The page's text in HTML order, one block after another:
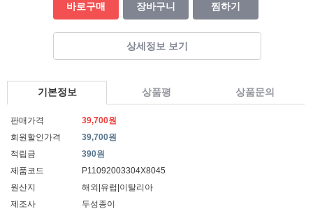
바로구매 장바구니 찜하기
상세정보 보기
기본정보 상품평 상품문의
판매가격
39,700원
회원할인가격
39,700원
적립금
390원
제품코드
P11092003304X8045
원산지
해외|유럽|이탈리아
제조사
두성종이